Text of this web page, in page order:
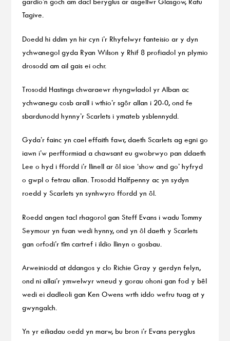
Tagive.
Doedd hi ddim yn hir cyn i’r Rhyfelwyr fanteisio ar y dyn
ychwanegol gyda Ryan Wilson y Rhif 8 profiadol yn plymio
drosodd am ail gais ei ochr.
Trosodd Hastings chwaraewr rhyngwladol yr Alban ac
ychwanegu cosb arall i wthio’r sgôr allan i 20-0, ond fe
sbardunodd hynny’r Scarlets i ymateb ysblennydd.
Gyda’r fainc yn cael effaith fawr, daeth Scarlets ag egni go
iawn i’w perfformiad a chawsant eu gwobrwyo pan ddaeth
Lee o hyd i ffordd i’r llinell ar ôl sioe ‘show and go’ hyfryd
o gwpl o fetrau allan. Trosodd Halfpenny ac yn sydyn
roedd y Scarlets yn synhwyro ffordd yn ôl.
Roedd angen tacl rhagorol gan Steff Evans i wadu Tommy
Seymour yn fuan wedi hynny, ond yn ôl daeth y Scarlets
gan orfodi’r tîm cartref i ildio llinyn o gosbau.
Arweiniodd at ddangos y clo Richie Gray y gerdyn felyn,
ond ni allai’r ymwelwyr wneud y gorau ohoni gan fod y bêl
wedi ei dadleoli gan Ken Owens wrth iddo wefru tuag at y
gwyngalch.
Yn yr eiliadau oedd yn marw, bu bron i’r Evans peryglus